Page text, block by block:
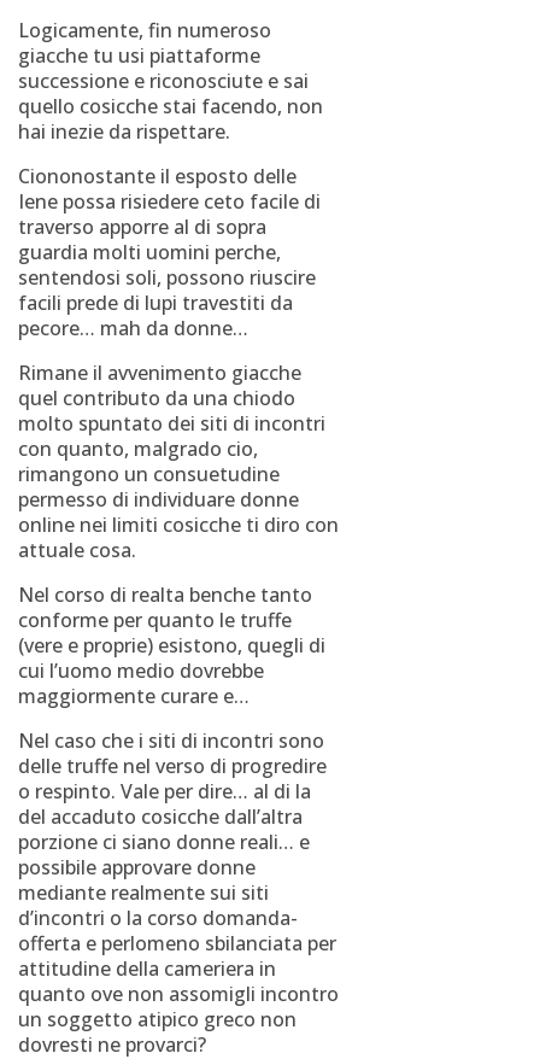
Logicamente, fin numeroso
giacche tu usi piattaforme
successione e riconosciute e sai
quello cosicche stai facendo, non
hai inezie da rispettare.
Ciononostante il esposto delle
Iene possa risiedere ceto facile di
traverso apporre al di sopra
guardia molti uomini perche,
sentendosi soli, possono riuscire
facili prede di lupi travestiti da
pecore… mah da donne…
Rimane il avvenimento giacche
quel contributo da una chiodo
molto spuntato dei siti di incontri
con quanto, malgrado cio,
rimangono un consuetudine
permesso di individuare donne
online nei limiti cosicche ti diro con
attuale cosa.
Nel corso di realta benche tanto
conforme per quanto le truffe
(vere e proprie) esistono, quegli di
cui l’uomo medio dovrebbe
maggiormente curare e…
Nel caso che i siti di incontri sono
delle truffe nel verso di progredire
o respinto. Vale per dire… al di la
del accaduto cosicche dall’altra
porzione ci siano donne reali… e
possibile approvare donne
mediante realmente sui siti
d’incontri o la corso domanda-
offerta e perlomeno sbilanciata per
attitudine della cameriera in
quanto ove non assomigli incontro
un soggetto atipico greco non
dovresti ne provarci?